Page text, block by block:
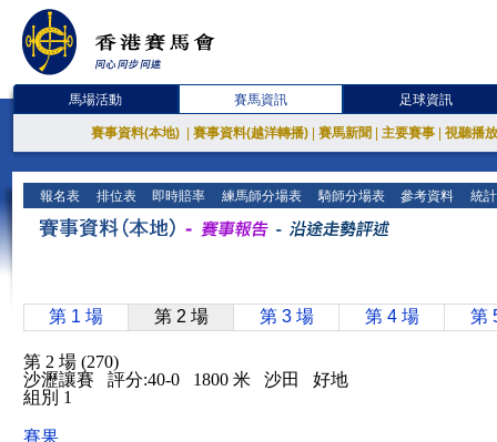
馬場活動 賽馬資訊 足球資訊
賽事資料(本地) 賽事資料(越洋轉播) 賽馬新聞 主要賽事 視聽播
報名表 排位表 即時賠率 練馬師分場表 騎師分場表 參考資料 統
第 1 場 第 2 場 第 3 場 第 4 場 第
第 2 場 (270)
沙瀝讓賽 評分:40-0 1800 米 沙田 好地
組別 1
賽果